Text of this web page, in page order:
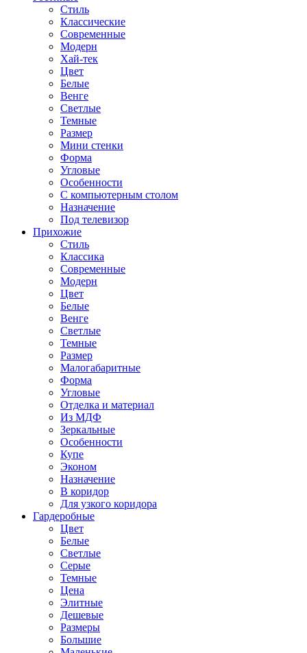
Стиль
Классические
Современные
Модерн
Хай-тек
Цвет
Белые
Венге
Светлые
Темные
Размер
Мини стенки
Форма
Угловые
Особенности
С компьютерным столом
Назначение
Под телевизор
Прихожие
Стиль
Классика
Современные
Модерн
Цвет
Белые
Венге
Светлые
Темные
Размер
Малогабаритные
Форма
Угловые
Отделка и материал
Из МДФ
Зеркальные
Особенности
Купе
Эконом
Назначение
В коридор
Для узкого коридора
Гардеробные
Цвет
Белые
Светлые
Серые
Темные
Цена
Элитные
Дешевые
Размеры
Большие